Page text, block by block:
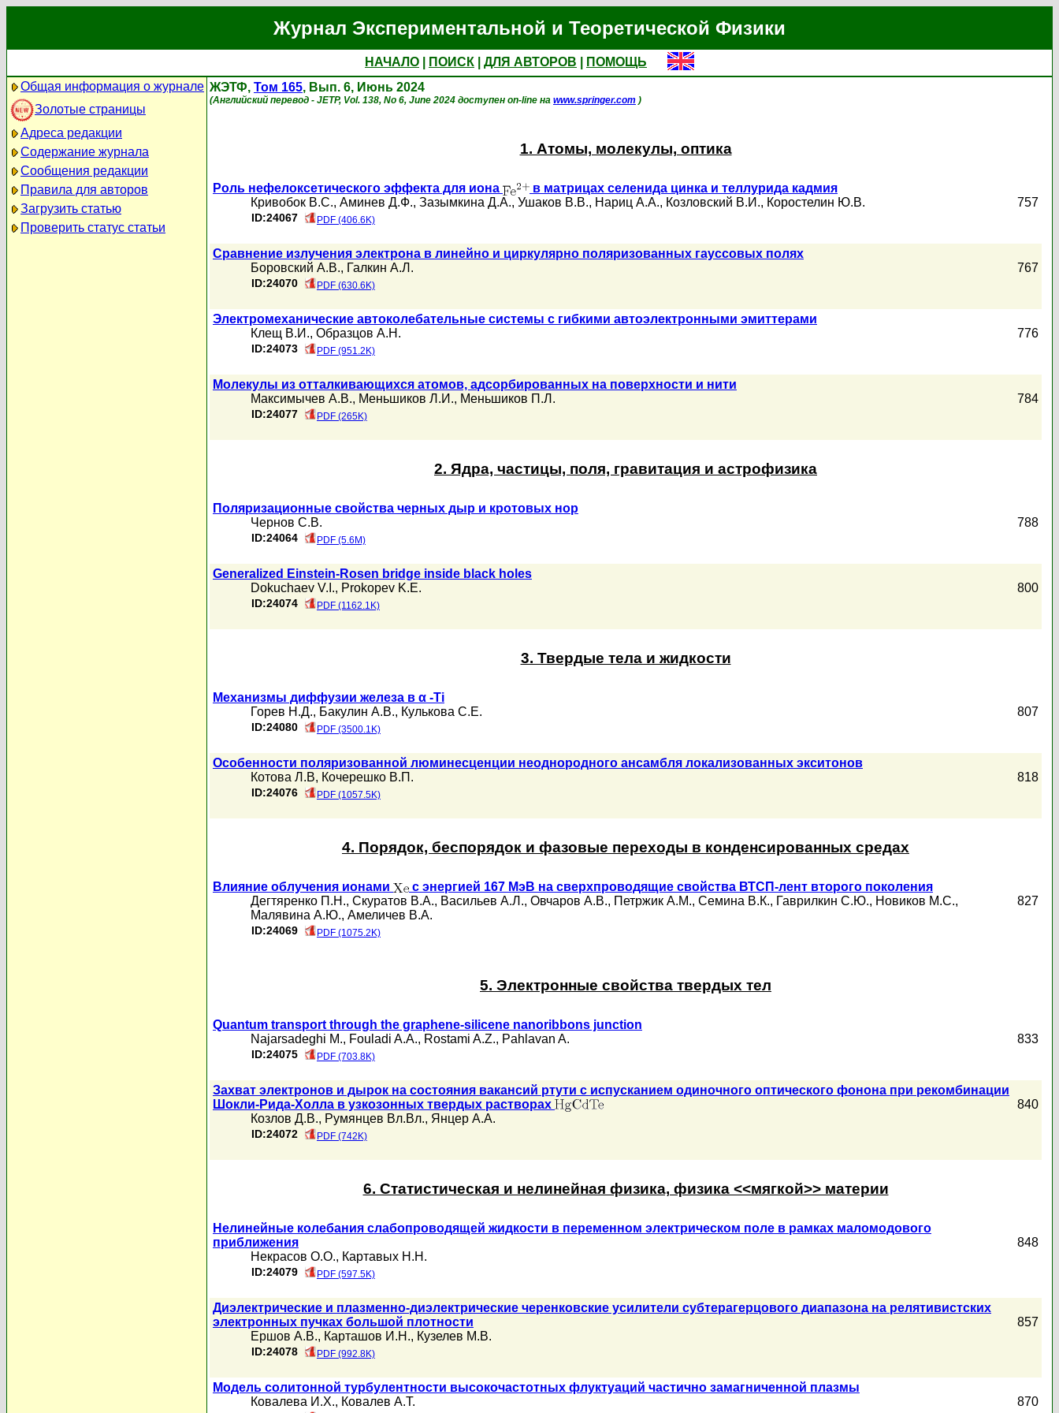
Журнал Экспериментальной и Теоретической Физики
НАЧАЛО ПОИСК ДЛЯ АВТОРОВ
ПОМОЩЬ
Общая информация о журнале
Золотые страницы
Адреса редакции
Содержание журнала
Сообщения редакции
Правила для авторов
Загрузить статью
Проверить статус статьи
ЖЭТФ, Том 165, Вып. 6, Июнь 2024
(Английский перевод - JETP, Vol. 138, No 6, June 2024 доступен on-line на www.springer.com )
1. Атомы, молекулы, оптика
Роль нефелоксетического эффекта для иона
в матрицах селенида цинка и теллурида кадмия
Кривобок В.С., Аминев Д.Ф., Зазымкина Д.А., Ушаков В.В., Нариц А.А., Козловский В.И., Коростелин Ю.В.
ID:24067 PDF (406.6K)
757
Сравнение излучения электрона в линейно и циркулярно поляризованных гауссовых полях
Боровский А.В., Галкин А.Л.
ID:24070 PDF (630.6K)
767
Электромеханические автоколебательные системы с гибкими автоэлектронными эмиттерами
Клещ В.И., Образцов А.Н.
ID:24073 PDF (951.2K)
776
Молекулы из отталкивающихся атомов, адсорбированных на поверхности и нити
Максимычев А.В., Меньшиков Л.И., Меньшиков П.Л.
ID:24077 PDF (265K)
784
2. Ядра, частицы, поля, гравитация и астрофизика
Поляризационные свойства черных дыр и кротовых нор
Чернов С.В.
ID:24064 PDF (5.6M)
788
Generalized Einstein-Rosen bridge inside black holes
Dokuchaev V.I., Prokopev K.E.
ID:24074 PDF (1162.1K)
800
3. Твердые тела и жидкости
Механизмы диффузии железа в α -Ti
Горев Н.Д., Бакулин А.В., Кулькова С.Е.
ID:24080 PDF (3500.1K)
807
Особенности поляризованной люминесценции неоднородного ансамбля локализованных экситонов
Котова Л.В, Кочерешко В.П.
ID:24076 PDF (1057.5K)
818
4. Порядок, беспорядок и фазовые переходы в конденсированных средах
Влияние облучения ионами
с энергией 167 МэВ на сверхпроводящие свойства ВТСП-лент второго поколения
Дегтяренко П.Н., Скуратов В.А., Васильев А.Л., Овчаров А.В., Петржик А.М., Семина В.К., Гаврилкин С.Ю., Новиков М.С.,
Малявина А.Ю., Амеличев В.А.
ID:24069 PDF (1075.2K)
827
5. Электронные свойства твердых тел
Quantum transport through the graphene-silicene nanoribbons junction
Najarsadeghi M., Fouladi A.A., Rostami A.Z., Pahlavan A.
ID:24075 PDF (703.8K)
833
Захват электронов и дырок на состояния вакансий ртути с испусканием одиночного оптического фонона при рекомбинации
Шокли-Рида-Холла в узкозонных твердых растворах
Козлов Д.В., Румянцев Вл.Вл., Янцер А.А.
ID:24072 PDF (742K)
840
6. Статистическая и нелинейная физика, физика <<мягкой>> материи
Нелинейные колебания слабопроводящей жидкости в переменном электрическом поле в рамках маломодового
приближения
Некрасов О.О., Картавых Н.Н.
ID:24079 PDF (597.5K)
848
Диэлектрические и плазменно-диэлектрические черенковские усилители субтерагерцового диапазона на релятивистских
электронных пучках большой плотности
Ершов А.В., Карташов И.Н., Кузелев М.В.
ID:24078 PDF (992.8K)
857
Модель солитонной турбулентности высокочастотных флуктуаций частично замагниченной плазмы
Ковалева И.Х., Ковалев А.Т. 870